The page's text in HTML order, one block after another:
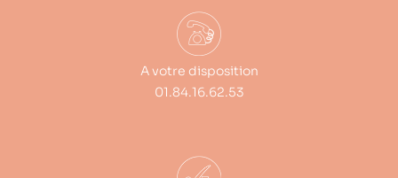
A votre disposition
01.84.16.62.53